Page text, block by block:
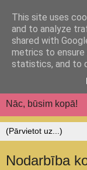
iestāde
Nāc, būsim kopā!
Nodarbība
This site uses
and to analyze
shared with
metrics to ensure
statistics, and to